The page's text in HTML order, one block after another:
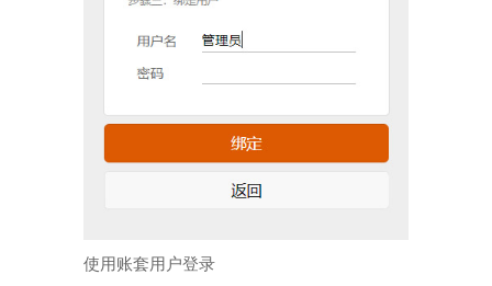
使用账套用户登录